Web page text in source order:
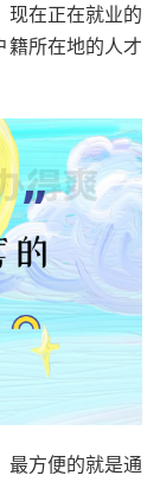
现在正在就业的
籍所在地的人才
最方便的就是通